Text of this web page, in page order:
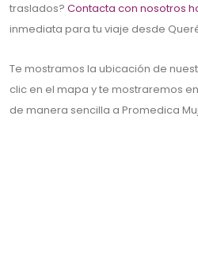
traslados? Contacta con nosotros
inmediata para tu viaje desde
Te mostramos la ubicación de
clic en el mapa y te mostraremos
de manera sencilla a Promedica